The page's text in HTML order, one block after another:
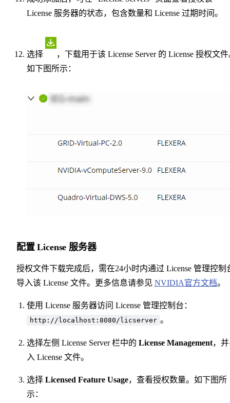
License 服务器的状态，包含数量和 License 过期时间。
选择
，下载用于该 License Server 的 License 授权文
如下图所示：
配置 License 服务器
授权文件下载完成后，需在24小时内通过 License 管理控制
导入该 License 文件。更多信息请参见 NVIDIA官方文档。
使用 License 服务器访问 License 管理控制台：
http://localhost:8080/licserver 。
选择左侧 License Server 栏中的 License Management，
入 License 文件。
选择 Licensed Feature Usage，查看授权数量。如下图所
示：